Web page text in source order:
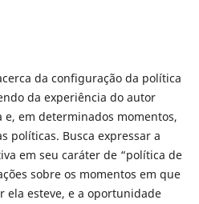
da configuração da política
da experiência do autor
em determinados momentos,
políticas. Busca expressar a
em seu caráter de “política de
sobre os momentos em que
ela esteve, e a oportunidade